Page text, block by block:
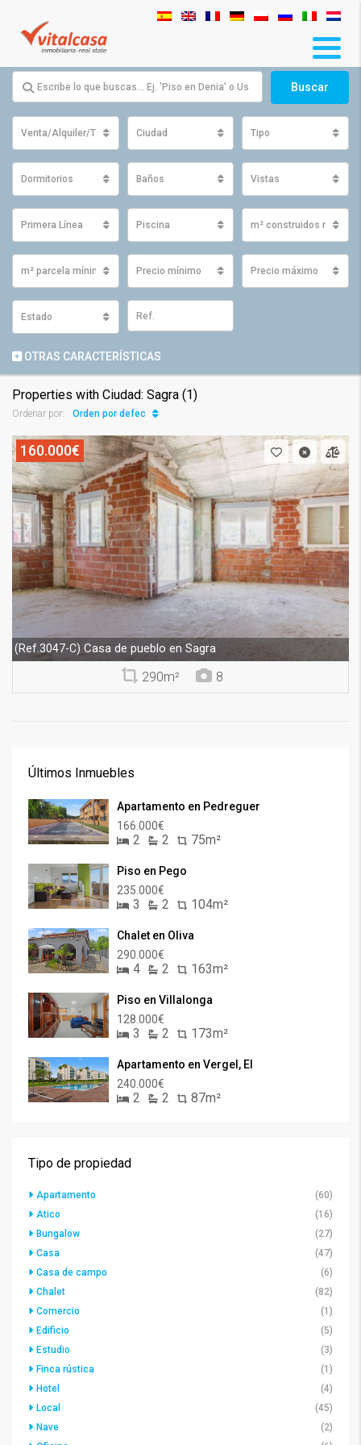
Buscar
Venta/Alquiler/Traspaso Ciudad Tipo
Dormitorios Baños Vistas
Primera Línea Piscina m² construidos
m² parcela mínimos Precio mínimo Precio máximo
Estado
OTRAS CARACTERÍSTICAS
Properties with Ciudad: Sagra (1)
Ordenar por: Orden por defecto
160.000€
(Ref.3047-C) Casa de pueblo en Sagra
290m² 8
Últimos Inmuebles
Apartamento en Pedreguer
166.000€
2 2 75m²
Piso en Pego
235.000€
3 2 104m²
Chalet en Oliva
290.000€
4 2 163m²
Piso en Villalonga
128.000€
3 2 173m²
Apartamento en Vergel, El
240.000€
2 2 87m²
Tipo de propiedad
Apartamento
(60)
Atico
(16)
Bungalow
(27)
Casa
(47)
Casa de campo
(6)
Chalet
(82)
Comercio
(1)
Edificio
(5)
Estudio
(3)
Finca rústica
(1)
Hotel
(4)
Local
(45)
Nave
(2)